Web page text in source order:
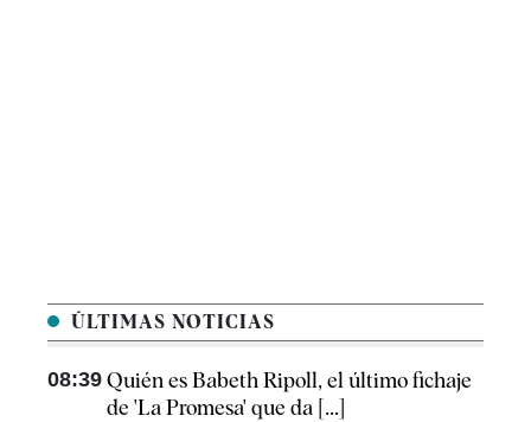
ÚLTIMAS NOTICIAS
08:39 Quién es Babeth Ripoll, el último fichaje
de 'La Promesa' que da [...]